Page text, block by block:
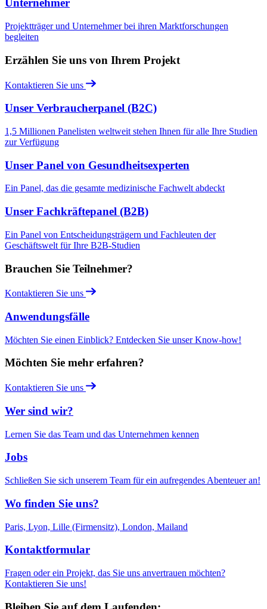
Unternehmer
Projektträger und Unternehmer bei ihren Marktforschungen
begleiten
Erzählen Sie uns von Ihrem Projekt
Kontaktieren Sie uns
Unser Verbraucherpanel (B2C)
1,5 Millionen Panelisten weltweit stehen Ihnen für alle Ihre Studien
zur Verfügung
Unser Panel von Gesundheitsexperten
Ein Panel, das die gesamte medizinische Fachwelt abdeckt
Unser Fachkräftepanel (B2B)
Ein Panel von Entscheidungsträgern und Fachleuten der
Geschäftswelt für Ihre B2B-Studien
Brauchen Sie Teilnehmer?
Kontaktieren Sie uns
Anwendungsfälle
Möchten Sie einen Einblick? Entdecken Sie unser Know-how!
Möchten Sie mehr erfahren?
Kontaktieren Sie uns
Wer sind wir?
Lernen Sie das Team und das Unternehmen kennen
Jobs
Schließen Sie sich unserem Team für ein aufregendes Abenteuer an!
Wo finden Sie uns?
Paris, Lyon, Lille (Firmensitz), London, Mailand
Kontaktformular
Fragen oder ein Projekt, das Sie uns anvertrauen möchten?
Kontaktieren Sie uns!